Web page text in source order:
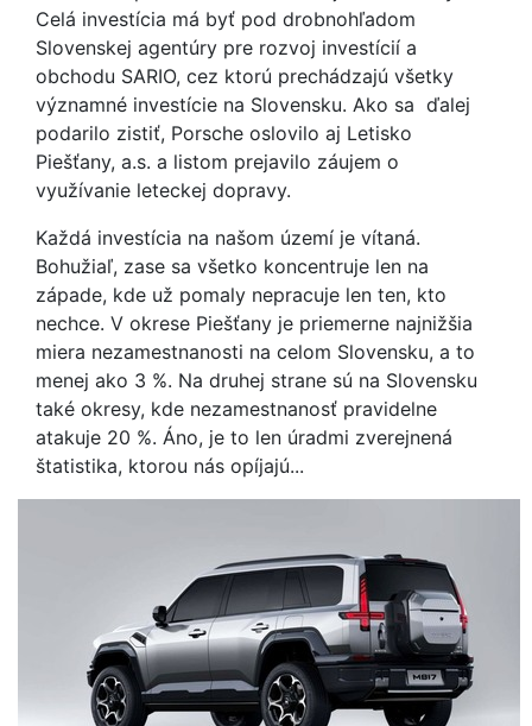
Celá investícia má byť pod drobnohľadom
Slovenskej agentúry pre rozvoj investícií a
obchodu SARIO, cez ktorú prechádzajú všetky
významné investície na Slovensku. Ako sa ďalej
podarilo zistiť, Porsche oslovilo aj Letisko
Piešťany, a.s. a listom prejavilo záujem o
využívanie leteckej dopravy.
Každá investícia na našom území je vítaná.
Bohužiaľ, zase sa všetko koncentruje len na
západe, kde už pomaly nepracuje len ten, kto
nechce. V okrese Piešťany je priemerne najnižšia
miera nezamestnanosti na celom Slovensku, a to
menej ako 3 %. Na druhej strane sú na Slovensku
také okresy, kde nezamestnanosť pravidelne
atakuje 20 %. Áno, je to len úradmi zverejnená
štatistika, ktorou nás opíjajú...